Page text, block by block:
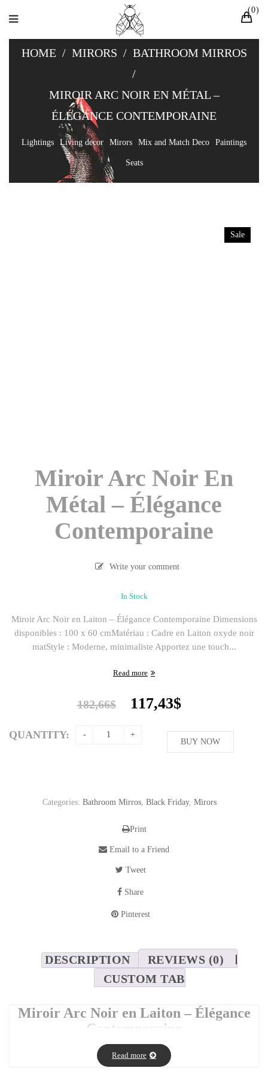
0
HOME / MIRORS / BATHROOM MIRROS
/
MIROIR ARC NOIR EN MÉTAL –
ÉLÉGANCE CONTEMPORAINE
Lightings Living decor Mirors Mix and Match Deco Paintings
Seats
Sale
Miroir Arc Noir En
Métal – Élégance
Contemporaine
Write your comment
In Stock
Miroir Arc Noir en Laiton – Élégance Contemporaine Dimensions
disponibles : 100 x 60 cmMatériau : Cadre en Laiton oxyde noir
matStyle : Moderne, minimaliste Apportez une touch...
Read more
182,66$
Original
was:
182,66$.
117,43$
is:
117,43$.
QUANTITY:
BUY NOW
Categories: Bathroom Mirros Black Friday, Mirors
Print
Email to a Friend
Tweet
Share
Pinterest
DESCRIPTION
REVIEWS (0)
CUSTOM TAB
Miroir Arc Noir en Laiton – Élégance
Contemporaine
Dimensions disponibles :100 x 60 cm
Cadre en Laiton oxyde noir mat
Read more